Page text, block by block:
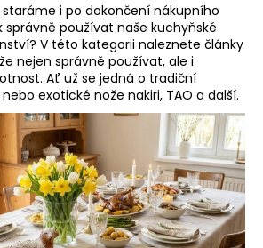
staráme i po dokončení nákupního
správně používat naše kuchyňské
V této kategorii naleznete články
nejen správně používat, ale i
Ať už se jedná o tradiční
exotické nože nakiri, TAO a další.